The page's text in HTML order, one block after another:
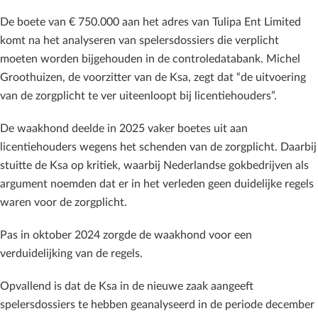
De boete van € 750.000 aan het adres van Tulipa Ent Limited
komt na het analyseren van spelersdossiers die verplicht
moeten worden bijgehouden in de controledatabank. Michel
Groothuizen, de voorzitter van de Ksa, zegt dat “de uitvoering
van de zorgplicht te ver uiteenloopt bij licentiehouders”.
De waakhond deelde in 2025 vaker boetes uit aan
licentiehouders wegens het schenden van de zorgplicht. Daarbij
stuitte de Ksa op kritiek, waarbij Nederlandse gokbedrijven als
argument noemden dat er in het verleden geen duidelijke regels
waren voor de zorgplicht.
Pas in oktober 2024 zorgde de waakhond voor een
verduidelijking van de regels.
Opvallend is dat de Ksa in de nieuwe zaak aangeeft
spelersdossiers te hebben geanalyseerd in de periode december